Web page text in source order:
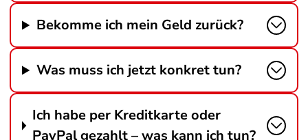
Bekomme ich mein Geld zurück?
Was muss ich jetzt konkret tun?
Ich habe per Kreditkarte oder
PayPal gezahlt – was kann ich tun?